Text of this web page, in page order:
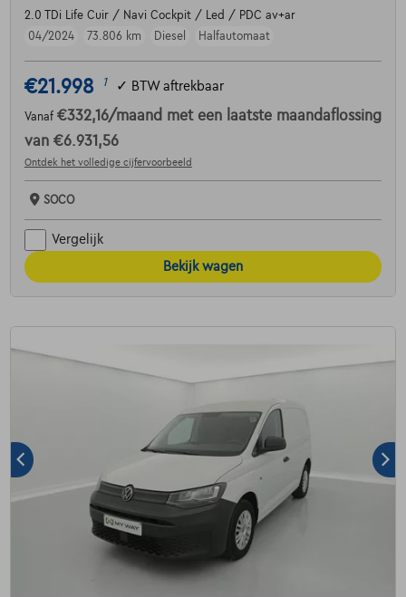
2.0 TDi Life Cuir / Navi Cockpit / Led / PDC av+ar
04/2024
73.806 km Diesel Halfautomaat
€21.998 1 ✓ BTW aftrekbaar
Vanaf €332,16/maand met een laatste maandaflossing
van €6.931,56
Ontdek het volledige cijfervoorbeeld
SOCO
Vergelijk
Bekijk wagen